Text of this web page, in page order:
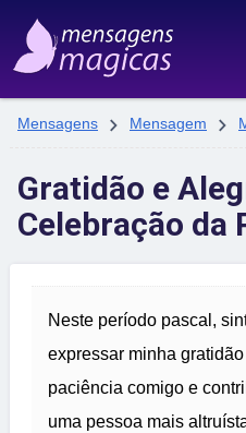
Mensagens  Mensagem 
Gratidão e
Celebração da
Neste período pascal,
expressar minha
paciência comigo e
uma pessoa mais